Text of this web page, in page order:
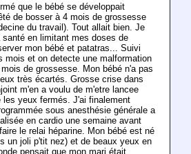
que le bébé se développait
de bosser à 4 mois de grossesse
du travail). Tout allait bien. Je
en limitant mes doses de
mon bébé et patatras... Suivi
mois et on detecte une malformation
de grossesse. Mon bébé n'a pas
très écartés. Grosse crise dans
m'en a voulu de m'etre lancee
yeux fermés. J'ai finalement
sous anesthésie générale a
en cardio une semaine avant
le relai héparine. Mon bébé est né
un joli p'tit nez) et de beaux yeux en
pensait que mon mari était